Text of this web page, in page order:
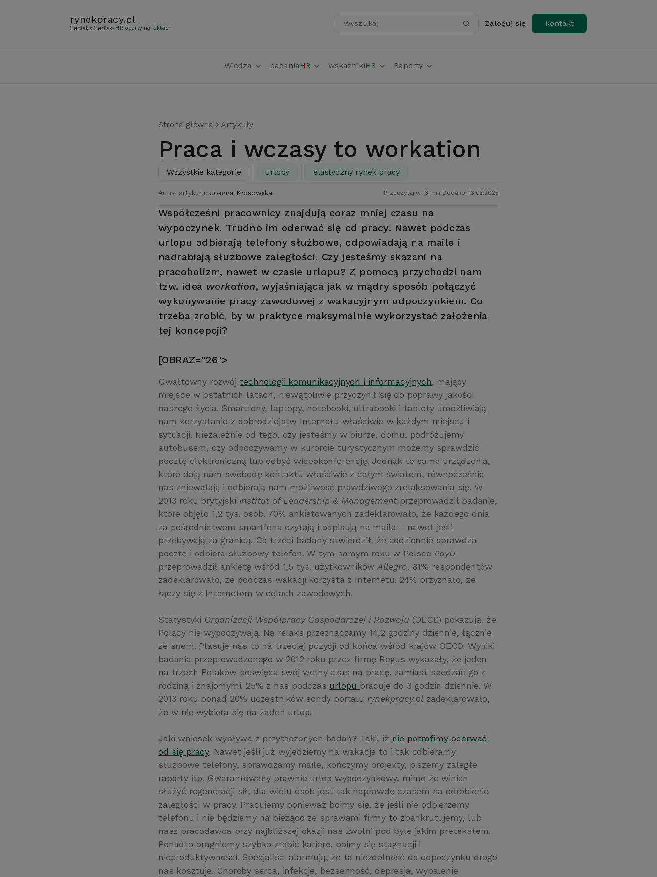
rynekpracy.pl
- HR oparty na faktach Wyszukaj Zaloguj się Kontakt
Wiedza badaniaHR wskaźnikiHR Raporty
Strona główna Artykuły
Praca i wczasy to workation
Wszystkie kategorie urlopy elastyczny rynek pracy
Autor artykułu: Joanna Kłosowska Przeczytaj w 13 min. Dodano: 13.03.2025
Współcześni pracownicy znajdują coraz mniej czasu na
wypoczynek. Trudno im oderwać się od pracy. Nawet podczas
urlopu odbierają telefony służbowe, odpowiadają na maile i
nadrabiają służbowe zaległości. Czy jesteśmy skazani na
pracoholizm, nawet w czasie urlopu? Z pomocą przychodzi nam
tzw. idea workation, wyjaśniająca jak w mądry sposób połączyć
wykonywanie pracy zawodowej z wakacyjnym odpoczynkiem. Co
trzeba zrobić, by w praktyce maksymalnie wykorzystać założenia
tej koncepcji?
[OBRAZ="26">
Gwałtowny rozwój technologii komunikacyjnych i informacyjnych, mający
miejsce w ostatnich latach, niewątpliwie przyczynił się do poprawy jakości
naszego życia. Smartfony, laptopy, notebooki, ultrabooki i tablety umożliwiają
nam korzystanie z dobrodziejstw Internetu właściwie w każdym miejscu i
sytuacji. Niezależnie od tego, czy jesteśmy w biurze, domu, podróżujemy
autobusem, czy odpoczywamy w kurorcie turystycznym możemy sprawdzić
pocztę elektroniczną lub odbyć wideokonferencję. Jednak te same urządzenia,
które dają nam swobodę kontaktu właściwie z całym światem, równocześnie
nas zniewalają i odbierają nam możliwość prawdziwego zrelaksowania się. W
2013 roku brytyjski Institut of Leadership & Management przeprowadził badanie,
które objęło 1,2 tys. osób. 70% ankietowanych zadeklarowało, że każdego dnia
za pośrednictwem smartfona czytają i odpisują na maile – nawet jeśli
przebywają za granicą. Co trzeci badany stwierdził, że codziennie sprawdza
pocztę i odbiera służbowy telefon. W tym samym roku w Polsce PayU
przeprowadził ankietę wśród 1,5 tys. użytkowników Allegro. 81% respondentów
zadeklarowało, że podczas wakacji korzysta z Internetu. 24% przyznało, że
łączy się z Internetem w celach zawodowych.
Statystyki Organizacji Współpracy Gospodarczej i Rozwoju (OECD) pokazują, że
Polacy nie wypoczywają. Na relaks przeznaczamy 14,2 godziny dziennie, łącznie
ze snem. Plasuje nas to na trzeciej pozycji od końca wśród krajów OECD. Wyniki
badania przeprowadzonego w 2012 roku przez firmę Regus wykazały, że jeden
na trzech Polaków poświęca swój wolny czas na pracę, zamiast spędzać go z
rodziną i znajomymi. 25% z nas podczas urlopu pracuje do 3 godzin dziennie. W
2013 roku ponad 20% uczestników sondy portalu rynekpracy.pl zadeklarowało,
że w nie wybiera się na żaden urlop.
Jaki wniosek wypływa z przytoczonych badań? Taki, iż nie potrafimy oderwać
od się pracy. Nawet jeśli już wyjedziemy na wakacje to i tak odbieramy
służbowe telefony, sprawdzamy maile, kończymy projekty, piszemy zaległe
raporty itp. Gwarantowany prawnie urlop wypoczynkowy, mimo że winien
służyć regeneracji sił, dla wielu osób jest tak naprawdę czasem na odrobienie
zaległości w pracy. Pracujemy ponieważ boimy się, że jeśli nie odbierzemy
telefonu i nie będziemy na bieżąco ze sprawami firmy to zbankrutujemy, lub
nasz pracodawca przy najbliższej okazji nas zwolni pod byle jakim pretekstem.
Ponadto pragniemy szybko zrobić karierę, boimy się stagnacji i
nieproduktywności. Specjaliści alarmują, że ta niezdolność do odpoczynku drogo
nas kosztuje. Choroby serca, infekcje, bezsenność, depresja, wypalenie